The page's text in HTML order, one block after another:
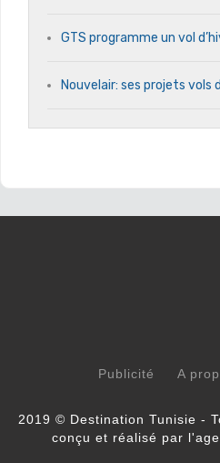
GTS programme un vol
Nouvelair: ses projets vols
Publicité A
2019 © Destination Tunisie -
conçu et réalisé par